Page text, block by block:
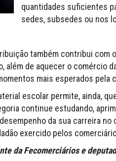
quantidades suficientes
sedes, subsedes ou nos
também contribui com
além de aquecer o comércio
mais esperados pela
escolar permite, ainda,
continue estudando,
da sua carreira
exercido pelos
da Fecomerciários e